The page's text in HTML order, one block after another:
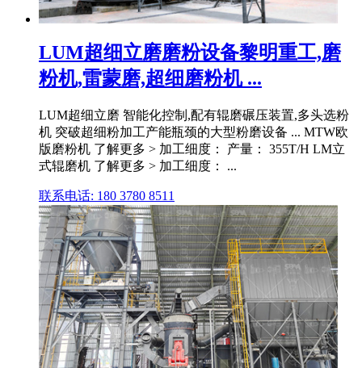
LUM超细立磨磨粉设备黎明重工,磨
粉机,雷蒙磨,超细磨粉机 ...
LUM超细立磨 智能化控制,配有辊磨碾压装置,多头选粉
机 突破超细粉加工产能瓶颈的大型粉磨设备 ... MTW欧
版磨粉机 了解更多 > 加工细度： 产量： 355T/H LM立
式辊磨机 了解更多 > 加工细度： ...
联系电话: 180 3780 8511